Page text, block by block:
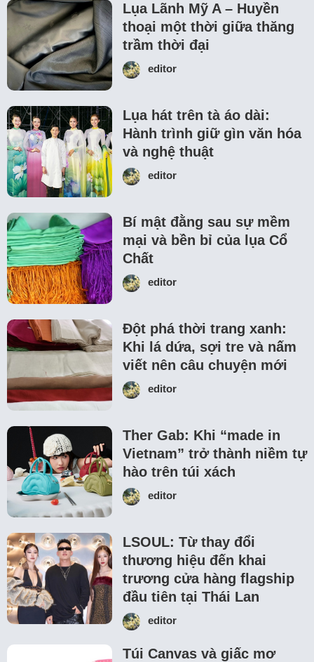
Lụa Lãnh Mỹ A – Huyền
thoại một thời giữa thăng
trầm thời đại
editor
Lụa hát trên tà áo dài:
Hành trình giữ gìn văn hóa
và nghệ thuật
editor
Bí mật đằng sau sự mềm
mại và bền bỉ của lụa Cổ
Chất
editor
Đột phá thời trang xanh:
Khi lá dứa, sợi tre và nấm
viết nên câu chuyện mới
editor
Ther Gab: Khi “made in
Vietnam” trở thành niềm tự
hào trên túi xách
editor
LSOUL: Từ thay đổi
thương hiệu đến khai
trương cửa hàng flagship
đầu tiên tại Thái Lan
editor
Túi Canvas và giấc mơ